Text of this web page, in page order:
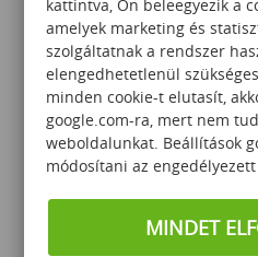
Haladó T-SQL
lekérdezés
Microsoft SQL
299 000 Ft
kattintva, Ön beleegyezik a
amelyek marketing és
szolgáltatnak a rendszer
elengedhetetlenül
minden cookie-t elutasít,
google.com-ra, mert nem
weboldalunkat. Beállítások
módosítani az engedélyezett
MINDET